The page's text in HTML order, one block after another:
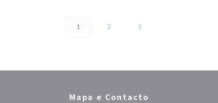
1 2 3
Mapa e Contacto